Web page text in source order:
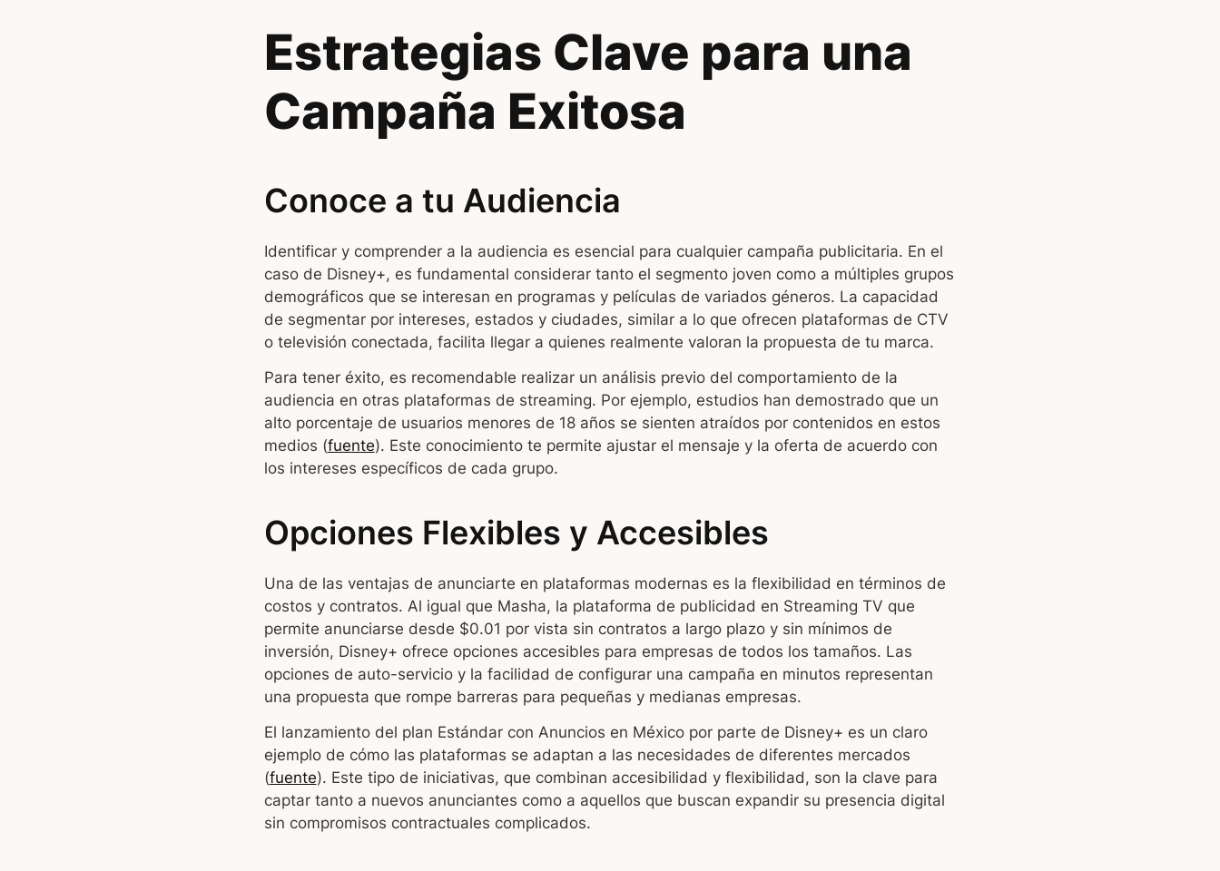
Estrategias Clave para una
Campaña Exitosa
Conoce a tu Audiencia
Identificar y comprender a la audiencia es esencial para cualquier campaña publicitaria. En el
caso de Disney+, es fundamental considerar tanto el segmento joven como a múltiples grupos
demográficos que se interesan en programas y películas de variados géneros. La capacidad
de segmentar por intereses, estados y ciudades, similar a lo que ofrecen plataformas de CTV
o televisión conectada, facilita llegar a quienes realmente valoran la propuesta de tu marca.
Para tener éxito, es recomendable realizar un análisis previo del comportamiento de la
audiencia en otras plataformas de streaming. Por ejemplo, estudios han demostrado que un
alto porcentaje de usuarios menores de 18 años se sienten atraídos por contenidos en estos
medios (fuente). Este conocimiento te permite ajustar el mensaje y la oferta de acuerdo con
los intereses específicos de cada grupo.
Opciones Flexibles y Accesibles
Una de las ventajas de anunciarte en plataformas modernas es la flexibilidad en términos de
costos y contratos. Al igual que Masha, la plataforma de publicidad en Streaming TV que
permite anunciarse desde $0.01 por vista sin contratos a largo plazo y sin mínimos de
inversión, Disney+ ofrece opciones accesibles para empresas de todos los tamaños. Las
opciones de auto-servicio y la facilidad de configurar una campaña en minutos representan
una propuesta que rompe barreras para pequeñas y medianas empresas.
El lanzamiento del plan Estándar con Anuncios en México por parte de Disney+ es un claro
ejemplo de cómo las plataformas se adaptan a las necesidades de diferentes mercados
(fuente). Este tipo de iniciativas, que combinan accesibilidad y flexibilidad, son la clave para
captar tanto a nuevos anunciantes como a aquellos que buscan expandir su presencia digital
sin compromisos contractuales complicados.